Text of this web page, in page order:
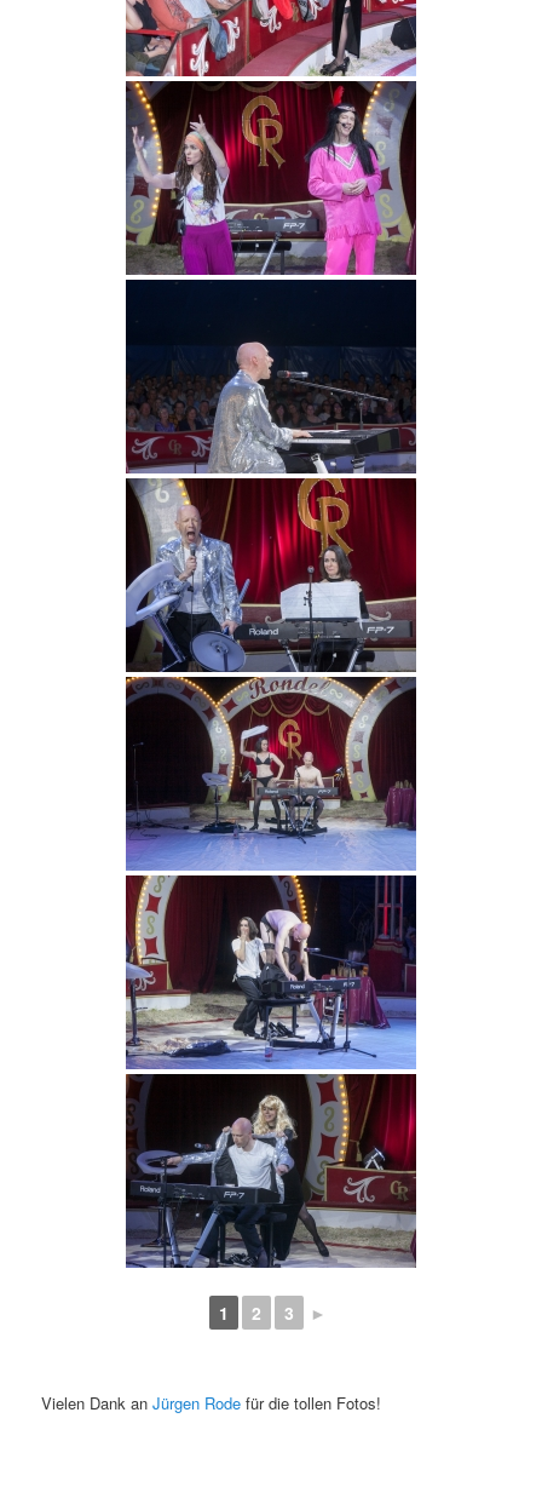
1 2 3 ►
Vielen Dank anJürgen Rode für die tollen Fotos!